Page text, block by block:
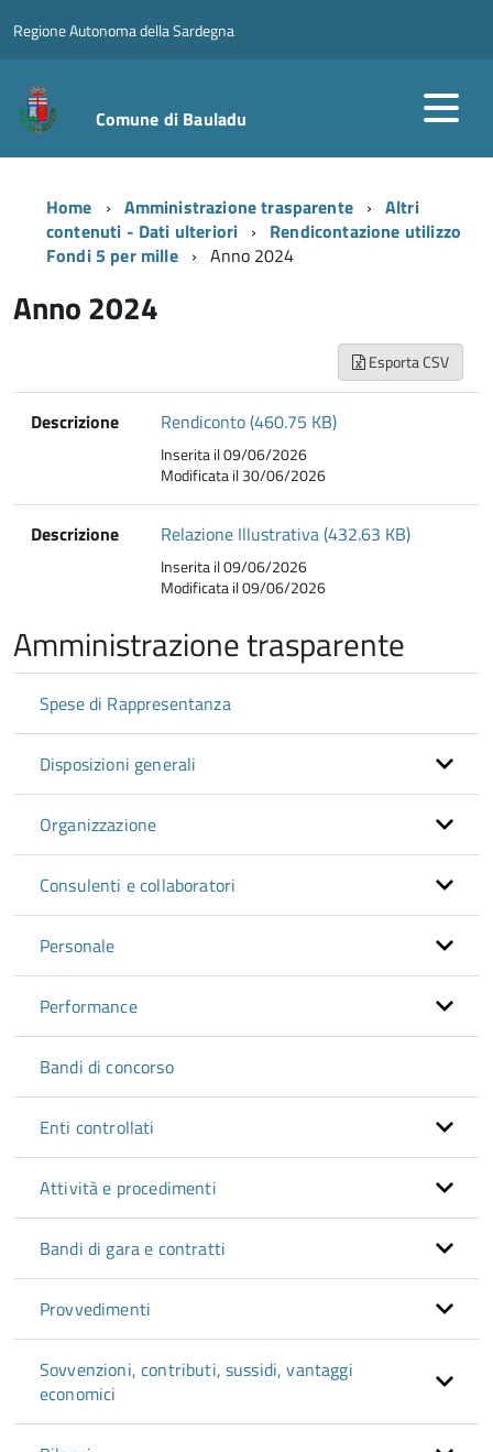
Regione Autonoma della Sardegna
Comune di Bauladu
Home Amministrazione trasparente
Altri
contenuti - Dati ulteriori
Rendicontazione utilizzo
Fondi 5 per mille
Anno 2024
Anno 2024
Esporta CSV
Descrizione Rendiconto (460.75 KB)
Inserita il 09/06/2026
Modificata il 30/06/2026
Descrizione Relazione Illustrativa (432.63 KB)
Inserita il 09/06/2026
Modificata il 09/06/2026
Amministrazione trasparente
Spese di Rappresentanza
Disposizioni generali
Organizzazione
Consulenti e collaboratori
Personale
Performance
Bandi di concorso
Enti controllati
Attività e procedimenti
Bandi di gara e contratti
Provvedimenti
Sovvenzioni, contributi, sussidi, vantaggi
economici